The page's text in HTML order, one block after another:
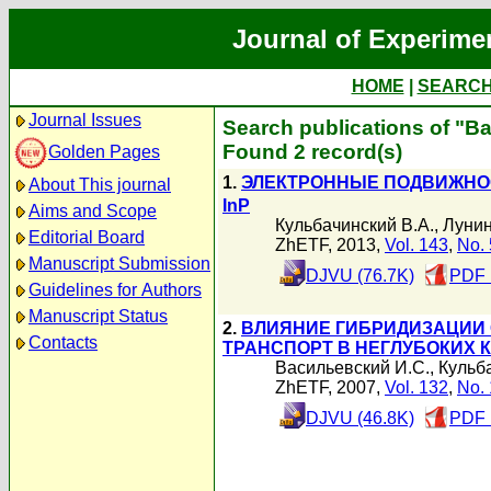
Journal of
HOME
Journal Issues
Golden Pages
About This journal
Aims and Scope
Editorial Board
Manuscript Submission
Guidelines for Authors
Manuscript Status
Contacts
Search publications of
Found 2 record(s)
1. ЭЛЕКТРОННЫЕ
InP
Кульбачинский В.А.,
ZhETF, 2013, Vol. 143, No.
DJVU (76.7K)
PDF
2. ВЛИЯНИЕ
ТРАНСПОРТ В НЕГЛУБОКИХ
Васильевский И.С.,
ZhETF, 2007, Vol. 132, No.
DJVU (46.8K)
PDF